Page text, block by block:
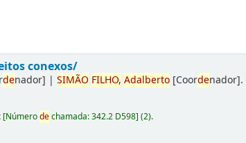
conexos/
denador] |SIMÃO FILHO, Adalberto [Coordenador].
[Númerodechamada:342.2 D598](2).